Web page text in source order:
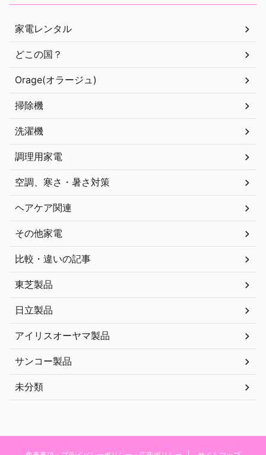
家電レンタル
どこの国？
Orage(オラージュ)
掃除機
洗濯機
調理用家電
空調、寒さ・暑さ対策
ヘアケア関連
その他家電
比較・違いの記事
東芝製品
日立製品
アイリスオーヤマ製品
サンコー製品
未分類